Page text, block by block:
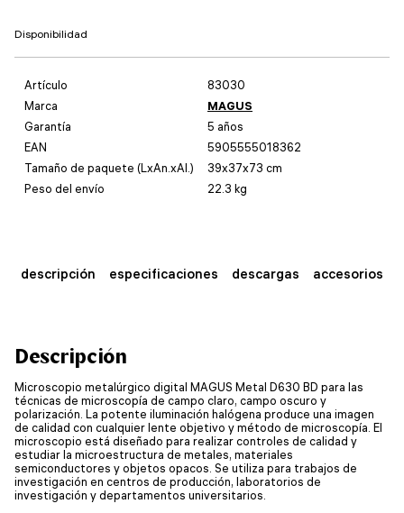
Disponibilidad
Artículo
83030
Marca
MAGUS
Garantía
5 años
EAN
5905555018362
Tamaño de paquete (LxAn.xAl.)
39x37x73 cm
Peso del envío
22.3 kg
descripción especificaciones descargas accesorios
Descripción
Microscopio metalúrgico digital MAGUS Metal D630 BD para las
técnicas de microscopía de campo claro, campo oscuro y
polarización. La potente iluminación halógena produce una imagen
de calidad con cualquier lente objetivo y método de microscopía. El
microscopio está diseñado para realizar controles de calidad y
estudiar la microestructura de metales, materiales
semiconductores y objetos opacos. Se utiliza para trabajos de
investigación en centros de producción, laboratorios de
investigación y departamentos universitarios.